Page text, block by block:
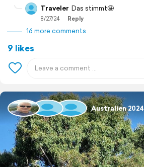
Traveler Das stimmt🤩
8/27/24 Reply
16 more comments
9 likes
Australien 2024